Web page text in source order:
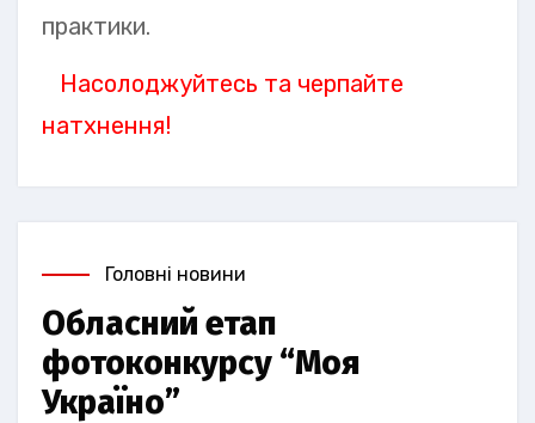
практики.
Насолоджуйтесь та черпайте
натхнення!
Головні новини
Обласний етап
фотоконкурсу “Моя
Україно”